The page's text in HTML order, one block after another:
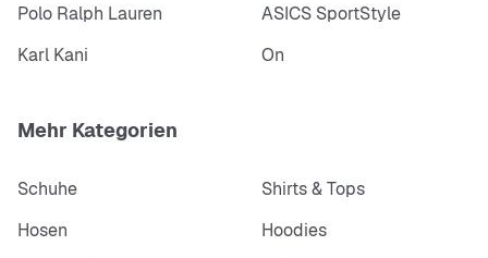
Polo Ralph Lauren
ASICS SportStyle
Karl Kani
On
Mehr Kategorien
Schuhe
Shirts & Tops
Hosen
Hoodies